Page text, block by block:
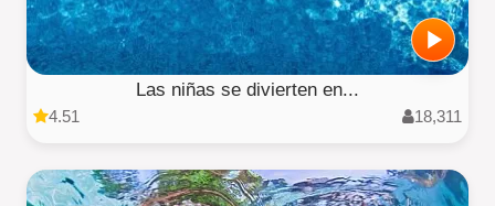
Las niñas se divierten en...
4.51 18,311